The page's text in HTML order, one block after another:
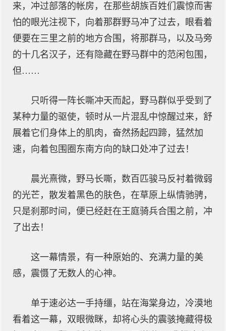
来，冲过部落的帐房，在那些胡族百姓们震惊而害
怕的眼光注视下，向着那群野马冲了过去，眼看着
便要在三里之前的地方合围，将那群马，以及马旁
的十几名汉子，还有隐藏在野马群中的范闲包围，
但……
只听得一阵长嘶冲天而起，野马群似乎受到了
某种力量的驱使，顿时从一片混乱中惊醒过来，舒
展着它们身体上的肌肉，奋然扬起四蹄，猛然加
速，向着包围圈东南方向的缺口处冲了过去！
晨光熹微，野马长嘶，数百匹骏马反衬着微弱
的光芒，散发着黑色的肤色，在草原上纵情驰骋，
只是刹那时间，便已经赶在王庭骑兵合围之前，冲
了出去！
这一幕情景，有一种原始的、充满力量的美
感，震慑了无数人的心神。
单于速必达一手持缰，站在海棠身边，冷漠地
看着这一幕，双眼微眯，却将心头的震骇掩藏得极